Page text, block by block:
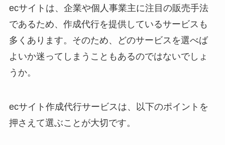
ecサイトは、企業や個人事業主に注目の販売手法
であるため、作成代行を提供しているサービスも
多くあります。そのため、どのサービスを選べば
よいか迷ってしまうこともあるのではないでしょ
うか。
ecサイト作成代行サービスは、以下のポイントを
押さえて選ぶことが大切です。